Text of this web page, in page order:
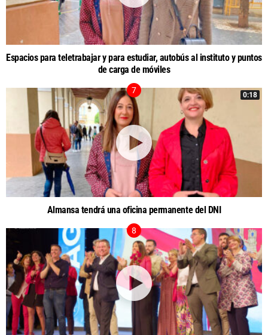
Espacios para teletrabajar y para estudiar, autobús al instituto y puntos
de carga de móviles
0:18
Almansa tendrá una oficina permanente del DNI